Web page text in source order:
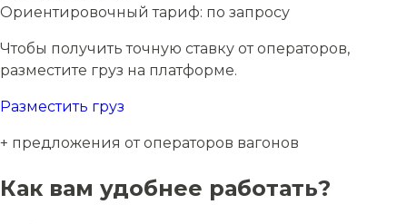
Ориентировочный тариф: по запросу
Чтобы получить точную ставку от операторов,
разместите груз на платформе.
Разместить груз
+ предложения от операторов вагонов
Как вам удобнее работать?